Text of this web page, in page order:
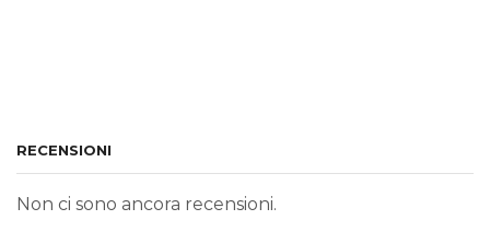
RECENSIONI
Non ci sono ancora recensioni.